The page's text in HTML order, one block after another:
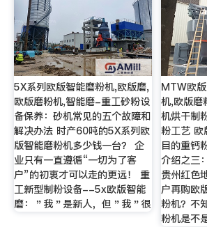
5X系列欧版智能磨粉机,欧版磨,
欧版磨粉机,智能磨-重工砂粉设
备保养：砂机常见的五个故障和
解决办法 时产60吨的5X系列欧
版智能磨粉机多少钱一台？ 企
业只有一直遵循“一切为了客
户”的初衷才可以走的更远！ 重
工新型制粉设备--5x欧版智能
磨：＂我＂是新人，但＂我＂很
MTW欧
机,欧版磨
机烘干制
粉工艺
目的重钙
介绍之三
贵州红色
户再购欧
粉机？不
粉机是不